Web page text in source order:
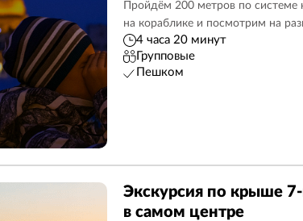
Вечерние
Исаакиевский собор
Казанский собор21
Павловск5
Мистические21
Васильевский остров50
Спас на Крови23
Разводные мосты
Автобусные
Ораниенбаум7
Пригороды30
Пройдём 200 метров по
на кораблике и посмотрим на
4 часа 20 минут
Групповые
Пешком
Экскурсия по крыше
в самом центре